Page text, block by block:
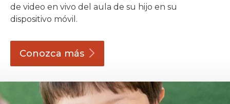
de video en vivo del aula de su hijo en su
dispositivo móvil.
Conozca más